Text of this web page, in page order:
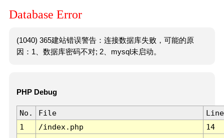
Database Error
(1040) 365建站错误警告：连接数据库失败，可能的原
因：1、数据库密码不对; 2、mysql未启动。
PHP Debug
No. File
Line
1
/index.php 14